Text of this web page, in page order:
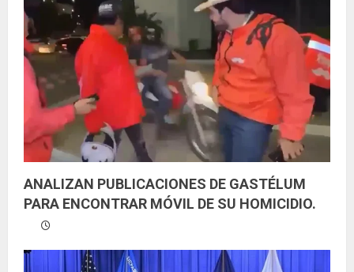
ANALIZAN PUBLICACIONES DE GASTÉLUM
PARA ENCONTRAR MÓVIL DE SU HOMICIDIO.